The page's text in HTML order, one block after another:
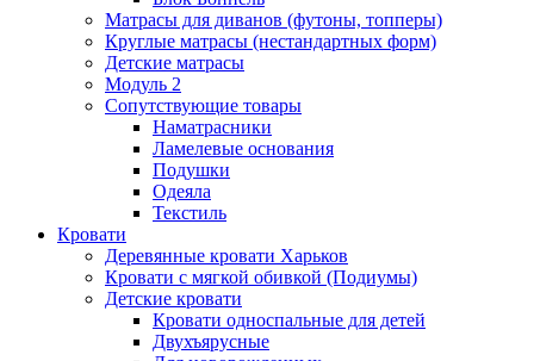
Матрасы для диванов (футоны, топперы)
Круглые матрасы (нестандартных форм)
Детские матрасы
Модуль 2
Сопутствующие товары
Наматрасники
Ламелевые основания
Подушки
Одеяла
Текстиль
Кровати
Деревянные кровати Харьков
Кровати с мягкой обивкой (Подиумы)
Детские кровати
Кровати односпальные для детей
Двухъярусные